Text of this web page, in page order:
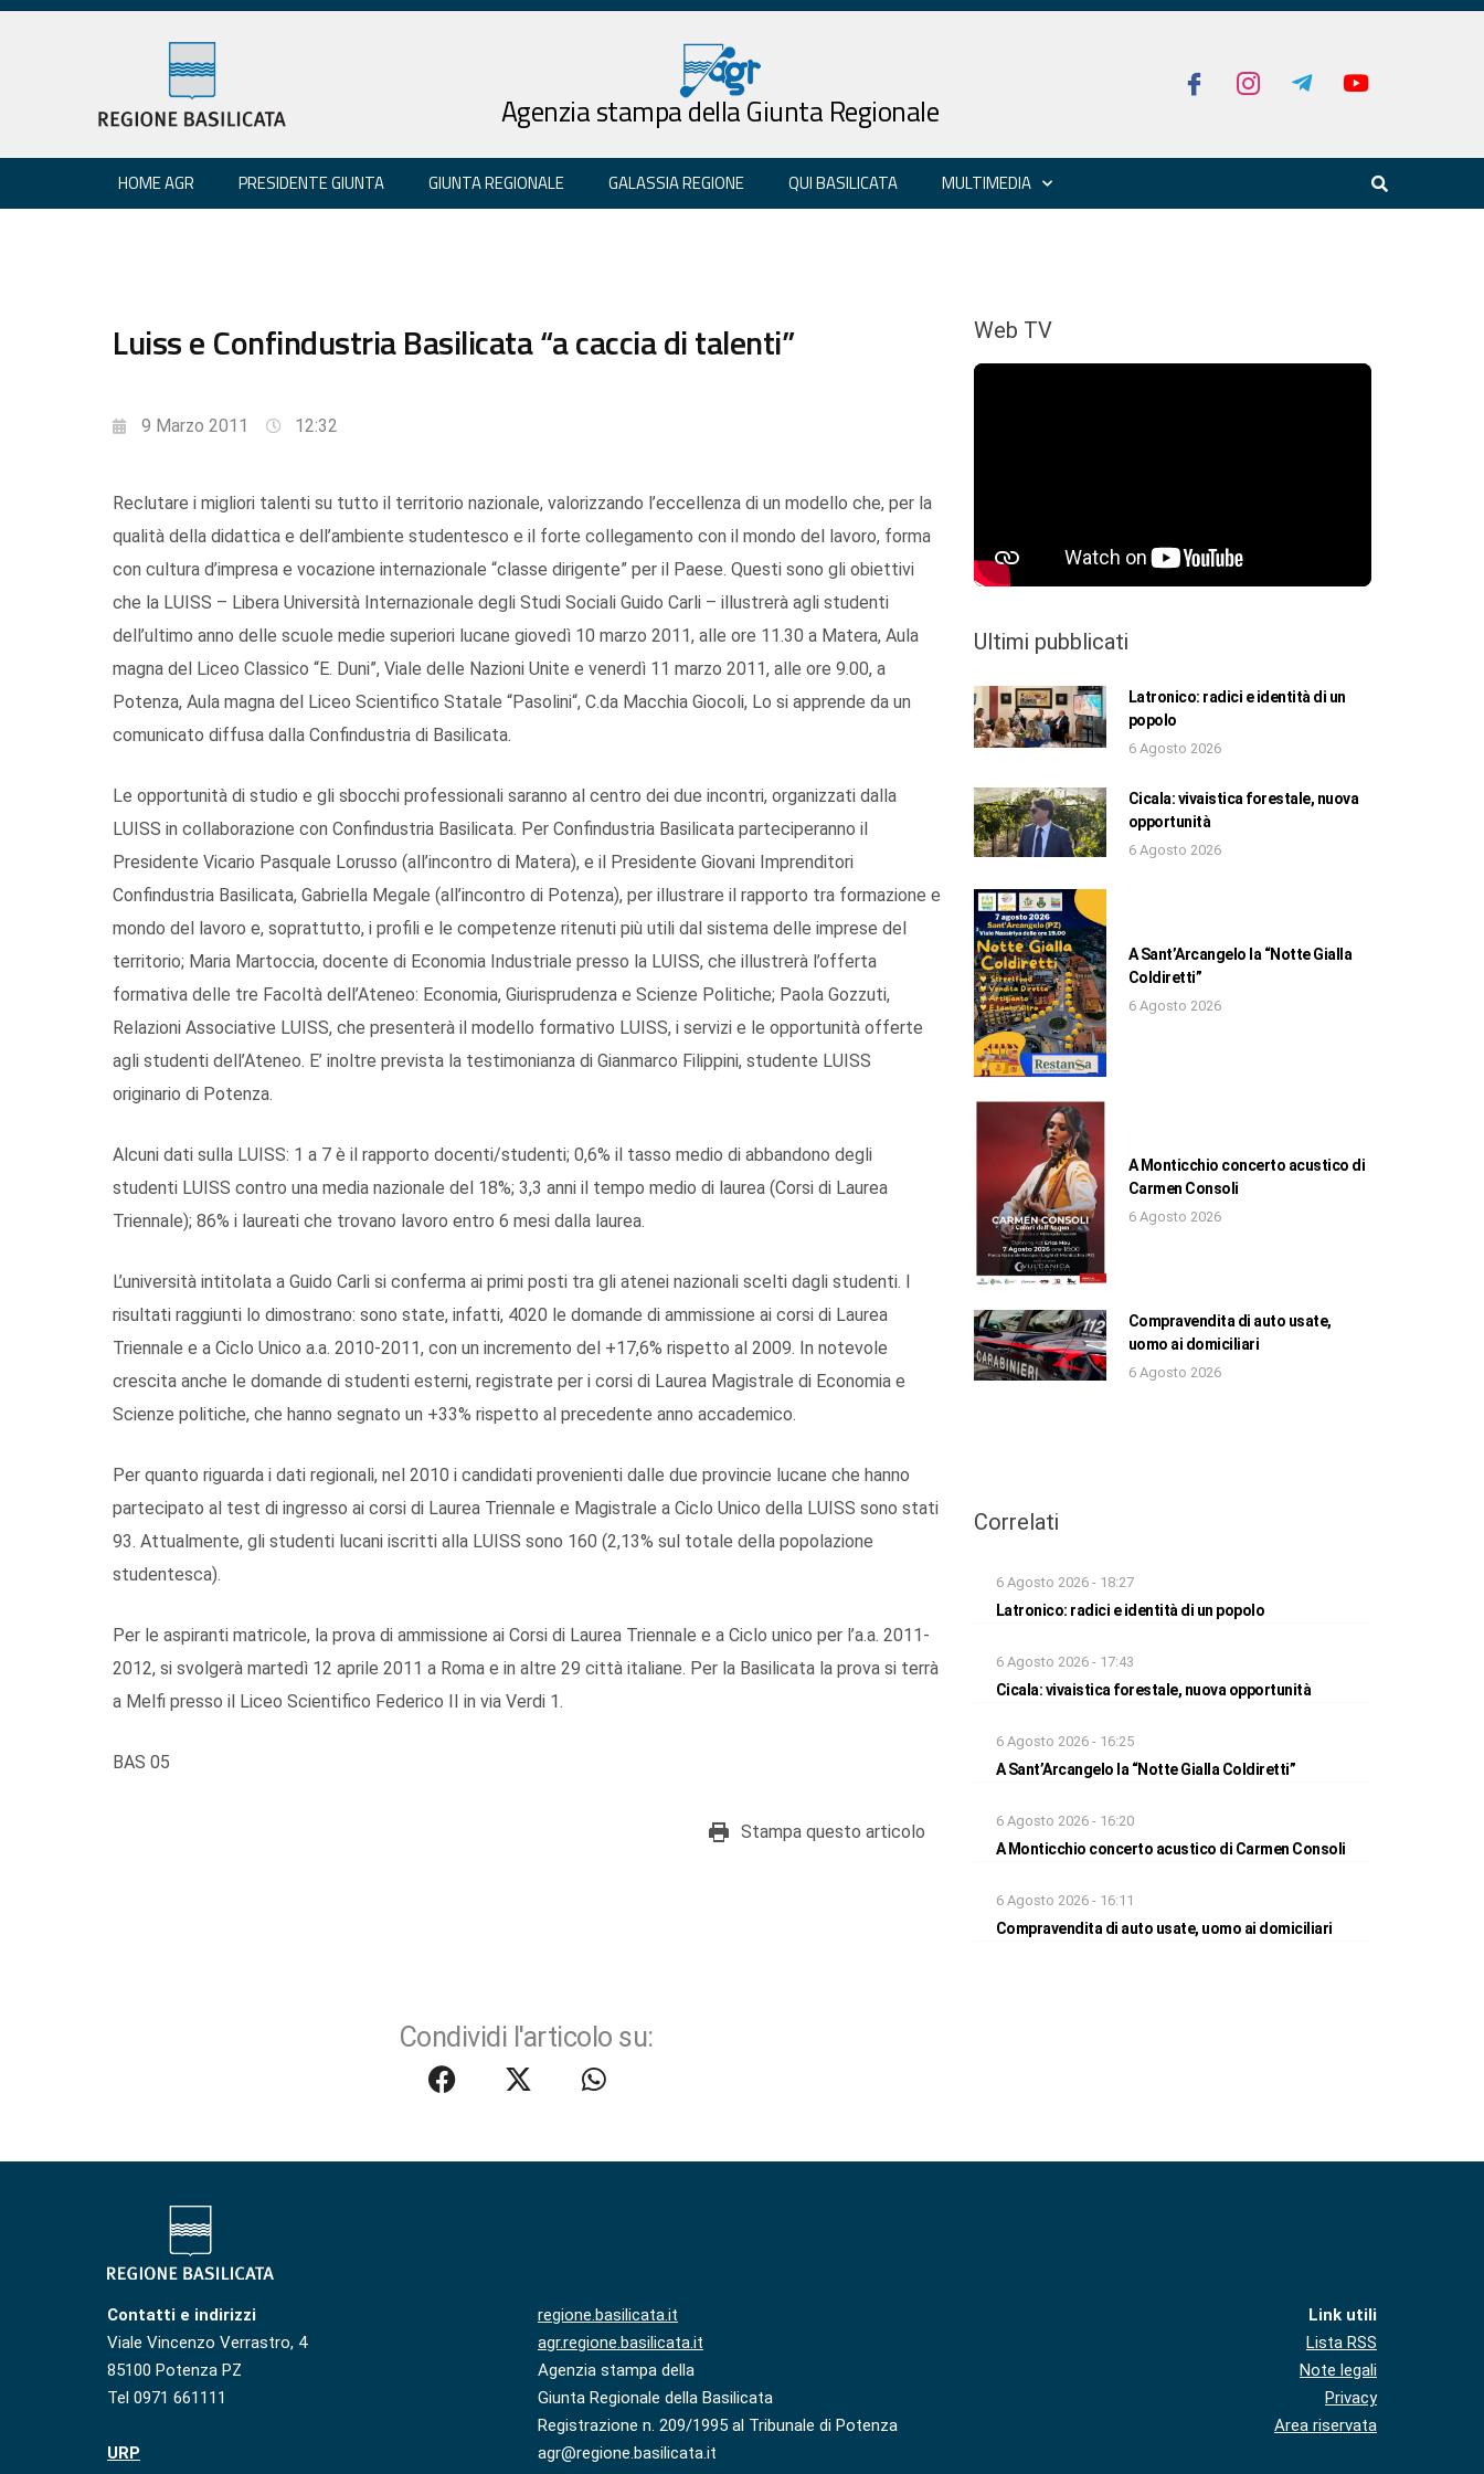
Agenzia stampa della Giunta Regionale
HOME AGR PRESIDENTE GIUNTA GIUNTA REGIONALE GALASSIA REGIONE QUI BASILICATA MULTIMEDIA
Luiss e Confindustria Basilicata “a caccia di talenti”
9 Marzo 2011 12:32
Reclutare i migliori talenti su tutto il territorio nazionale, valorizzando l’eccellenza di un modello che, per la
qualità della didattica e dell’ambiente studentesco e il forte collegamento con il mondo del lavoro, forma
con cultura d’impresa e vocazione internazionale “classe dirigente” per il Paese. Questi sono gli obiettivi
che la LUISS – Libera Università Internazionale degli Studi Sociali Guido Carli – illustrerà agli studenti
dell’ultimo anno delle scuole medie superiori lucane giovedì 10 marzo 2011, alle ore 11.30 a Matera, Aula
magna del Liceo Classico “E. Duni”, Viale delle Nazioni Unite e venerdì 11 marzo 2011, alle ore 9.00, a
Potenza, Aula magna del Liceo Scientifico Statale “Pasolini“, C.da Macchia Giocoli, Lo si apprende da un
comunicato diffusa dalla Confindustria di Basilicata.
Le opportunità di studio e gli sbocchi professionali saranno al centro dei due incontri, organizzati dalla
LUISS in collaborazione con Confindustria Basilicata. Per Confindustria Basilicata parteciperanno il
Presidente Vicario Pasquale Lorusso (all’incontro di Matera), e il Presidente Giovani Imprenditori
Confindustria Basilicata, Gabriella Megale (all’incontro di Potenza), per illustrare il rapporto tra formazione e
mondo del lavoro e, soprattutto, i profili e le competenze ritenuti più utili dal sistema delle imprese del
territorio; Maria Martoccia, docente di Economia Industriale presso la LUISS, che illustrerà l’offerta
formativa delle tre Facoltà dell’Ateneo: Economia, Giurisprudenza e Scienze Politiche; Paola Gozzuti,
Relazioni Associative LUISS, che presenterà il modello formativo LUISS, i servizi e le opportunità offerte
agli studenti dell’Ateneo. E’ inoltre prevista la testimonianza di Gianmarco Filippini, studente LUISS
originario di Potenza.
Alcuni dati sulla LUISS: 1 a 7 è il rapporto docenti/studenti; 0,6% il tasso medio di abbandono degli
studenti LUISS contro una media nazionale del 18%; 3,3 anni il tempo medio di laurea (Corsi di Laurea
Triennale); 86% i laureati che trovano lavoro entro 6 mesi dalla laurea.
L’università intitolata a Guido Carli si conferma ai primi posti tra gli atenei nazionali scelti dagli studenti. I
risultati raggiunti lo dimostrano: sono state, infatti, 4020 le domande di ammissione ai corsi di Laurea
Triennale e a Ciclo Unico a.a. 2010-2011, con un incremento del +17,6% rispetto al 2009. In notevole
crescita anche le domande di studenti esterni, registrate per i corsi di Laurea Magistrale di Economia e
Scienze politiche, che hanno segnato un +33% rispetto al precedente anno accademico.
Per quanto riguarda i dati regionali, nel 2010 i candidati provenienti dalle due provincie lucane che hanno
partecipato al test di ingresso ai corsi di Laurea Triennale e Magistrale a Ciclo Unico della LUISS sono stati
93. Attualmente, gli studenti lucani iscritti alla LUISS sono 160 (2,13% sul totale della popolazione
studentesca).
Per le aspiranti matricole, la prova di ammissione ai Corsi di Laurea Triennale e a Ciclo unico per l’a.a. 2011-
2012, si svolgerà martedì 12 aprile 2011 a Roma e in altre 29 città italiane. Per la Basilicata la prova si terrà
a Melfi presso il Liceo Scientifico Federico II in via Verdi 1.
BAS 05
Stampa questo articolo
Condividi l'articolo su:
Web TV
Ultimi pubblicati
Latronico: radici e identità di un
popolo
6 Agosto 2026
Cicala: vivaistica forestale, nuova
opportunità
6 Agosto 2026
A Sant’Arcangelo la “Notte Gialla
Coldiretti”
6 Agosto 2026
A Monticchio concerto acustico di
Carmen Consoli
6 Agosto 2026
Compravendita di auto usate,
uomo ai domiciliari
6 Agosto 2026
Correlati
6 Agosto 2026 - 18:27
Latronico: radici e identità di un popolo
6 Agosto 2026 - 17:43
Cicala: vivaistica forestale, nuova opportunità
6 Agosto 2026 - 16:25
A Sant’Arcangelo la “Notte Gialla Coldiretti”
6 Agosto 2026 - 16:20
A Monticchio concerto acustico di Carmen Consoli
6 Agosto 2026 - 16:11
Compravendita di auto usate, uomo ai domiciliari
Contatti e indirizzi
Viale Vincenzo Verrastro, 4
85100 Potenza PZ
Tel 0971 661111
URP
regione.basilicata.it
agr.regione.basilicata.it
Agenzia stampa della
Giunta Regionale della Basilicata
Registrazione n. 209/1995 al Tribunale di Potenza
agr@regione.basilicata.it
Link utili
Lista RSS
Note legali
Privacy
Area riservata